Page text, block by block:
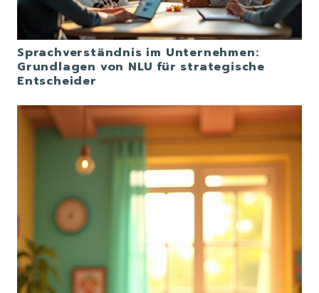
Sprachverständnis im Unternehmen:
Grundlagen von NLU für strategische
Entscheider